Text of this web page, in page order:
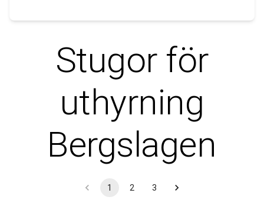
Stugor för
uthyrning
Bergslagen
1 2 3